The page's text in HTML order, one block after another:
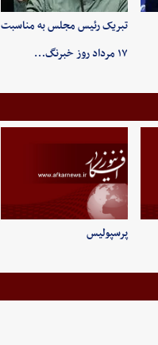
تبریک رئیس مجلس به مناسبت
۱۷ مرداد روز خبرنگ…
پرسپولیس